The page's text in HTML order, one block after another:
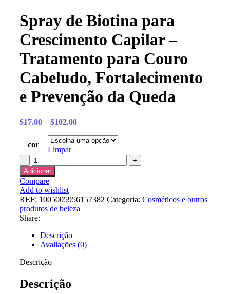
Spray de Biotina para
Crescimento Capilar –
Tratamento para Couro
Cabeludo, Fortalecimento
e Prevenção da Queda
$17.00 – $102.00
cor
Limpar
Adicionar
Compare
Add to wishlist
REF: 1005005956157382 Categoria: Cosméticos e outros
produtos de beleza
Share:
Descrição
Avaliações (0)
Descrição
Descrição